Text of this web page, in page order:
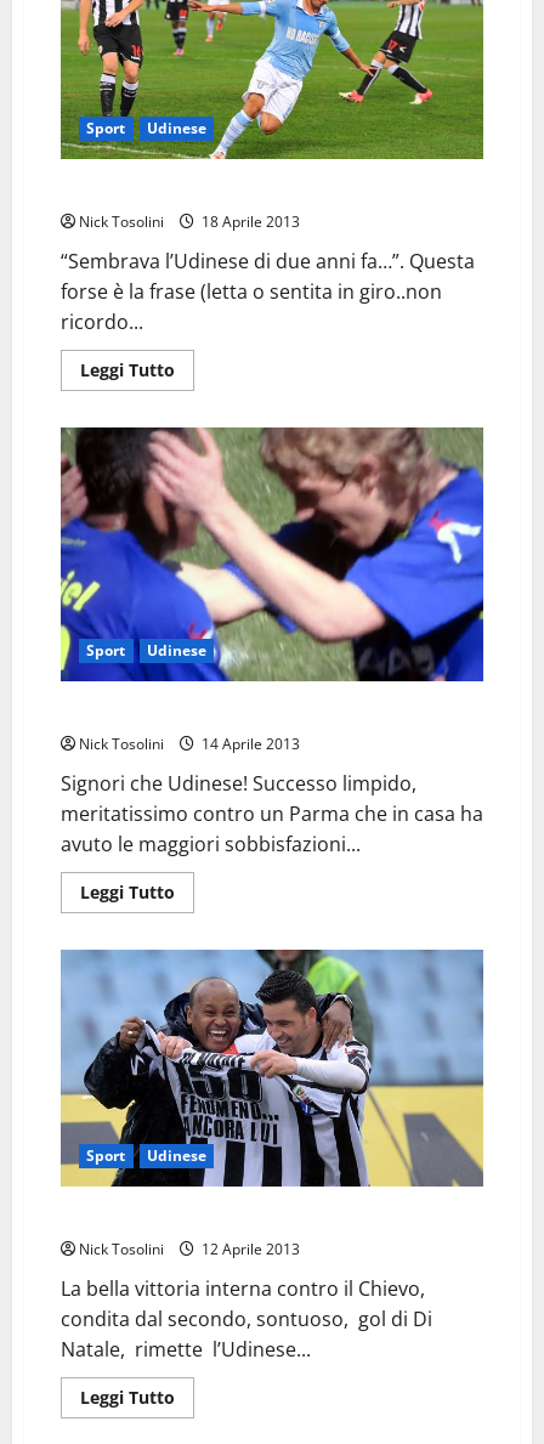
Sport Udinese
Nick Tosolini 18 Aprile 2013
“Sembrava l’Udinese di due anni fa…”. Questa
forse è la frase (letta o sentita in giro..non
ricordo...
Leggi Tutto
di
Contro
la
Lazio
senza
remore
Sport Udinese
Nick Tosolini 14 Aprile 2013
Signori che Udinese! Successo limpido,
meritatissimo contro un Parma che in casa ha
avuto le maggiori sobbisfazioni...
Leggi Tutto
di
Udinese
Parma,
senza
parole…
solo
spettacolo
e
gol
Sport Udinese
Nick Tosolini 12 Aprile 2013
La bella vittoria interna contro il Chievo,
condita dal secondo, sontuoso, gol di Di
Natale, rimette l’Udinese...
Leggi Tutto
di